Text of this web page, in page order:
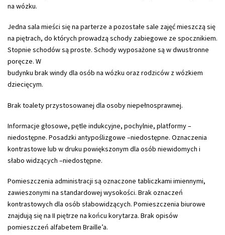
na wózku.
Jedna sala mieści się na parterze a pozostałe sale zajęć mieszczą się
na piętrach, do których prowadzą schody zabiegowe ze spocznikiem.
Stopnie schodów są proste. Schody wyposażone są w dwustronne
poręcze. W
budynku brak windy dla osób na wózku oraz rodziców z wózkiem
dziecięcym.
Brak toalety przystosowanej dla osoby niepełnosprawnej.
Informacje głosowe, pętle indukcyjne, pochylnie, platformy –
niedostępne. Posadzki antypoślizgowe –niedostępne. Oznaczenia
kontrastowe lub w druku powiększonym dla osób niewidomych i
słabo widzących –niedostępne.
Pomieszczenia administracji są oznaczone tabliczkami imiennymi,
zawieszonymi na standardowej wysokości. Brak oznaczeń
kontrastowych dla osób słabowidzących. Pomieszczenia biurowe
znajdują się na II piętrze na końcu korytarza. Brak opisów
pomieszczeń alfabetem Braille’a.